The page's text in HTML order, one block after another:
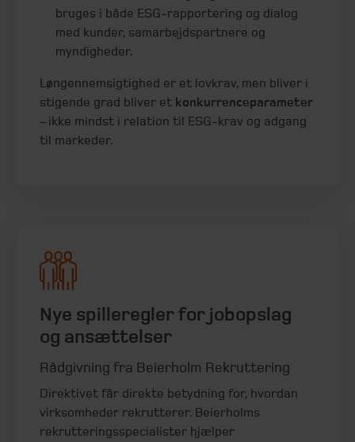
bruges i både ESG-rapportering og dialog
med kunder, samarbejdspartnere og
myndigheder.
Løngennemsigtighed er et lovkrav, men bliver i
stigende grad bliver et konkurrenceparameter
– ikke mindst i relation til ESG-krav og adgang
til markeder.
Nye spilleregler for jobopslag
og ansættelser
Rådgivning fra Beierholm Rekruttering
Direktivet får direkte betydning for, hvordan
virksomheder rekrutterer. Beierholms
rekrutteringsspecialister hjælper